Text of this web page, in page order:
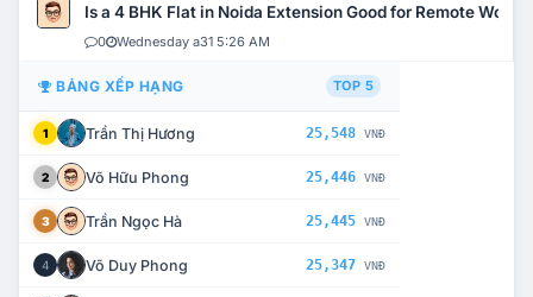
Is a 4 BHK Flat in Noida Extension Good for Remote Work?
0 Wednesday a31 5:26 AM
BẢNG XẾP HẠNG TOP 5
1 Trần Thị Hương 25,548 VNĐ
2 Võ Hữu Phong 25,446 VNĐ
3 Trần Ngọc Hà 25,445 VNĐ
4 Võ Duy Phong 25,347 VNĐ